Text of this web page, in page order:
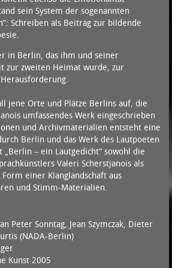
sein System der sogenannten
Schreiben als Beitrag zur bildende
in Berlin, das ihm und seiner
zur zweiten Heimat wurde, zur
jene Orte und Plätze Berlins auf, die
umfassendes Werk eingeschrieben
und Archivmaterialien entsteht eine
Berlin und das Werk des Lautpoeten
– ein Lautgedicht“ sowohl die
Valeri Scherstjanois als
einer Klanglandschaft aus
und Stimm-Materialien.
Peter Sonntag, Jean Szymczak, Dieter
(NADA-Berlin)
Kunst 2005